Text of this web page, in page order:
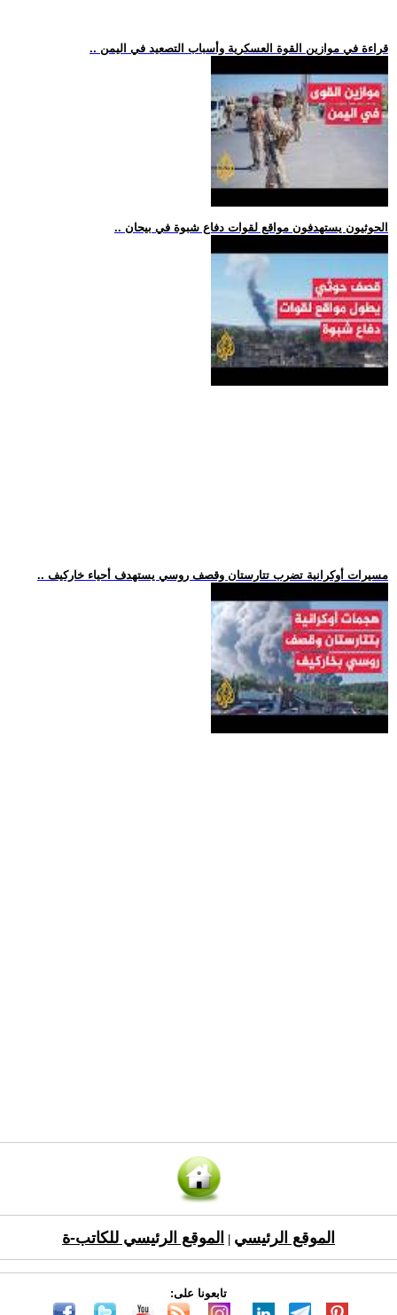
.. قراءة في موازين القوة العسكرية وأسباب التصعيد في اليمن
.. الحوثيون يستهدفون مواقع لقوات دفاع شبوة في بيحان
.. مسيرات أوكرانية تضرب تتارستان وقصف روسي يستهدف أحياء خاركيف
الموقع الرئيسي الموقع الرئيسي للكاتب-ة
تابعونا على: